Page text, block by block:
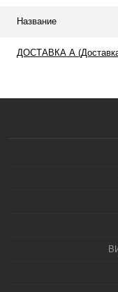
Название
ДОСТАВКА А